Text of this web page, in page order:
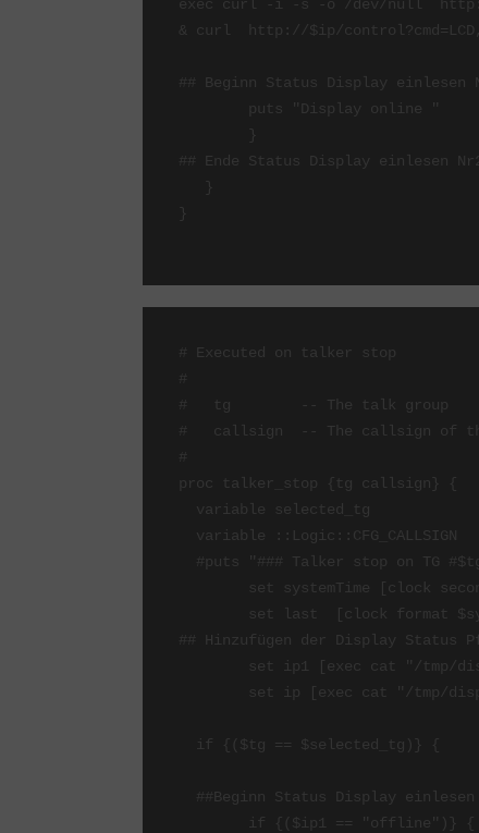
exec curl -i -s -o /dev/null  http://
& curl  http://$ip/
## Beginn Status Display einlesen
## Ende Status Display einlesen
}
# Executed on talker stop
#   tg        -- The talk group
#   callsign  -- The callsign of
proc talker_stop {tg callsign} {
## Hinzufügen der Display Status